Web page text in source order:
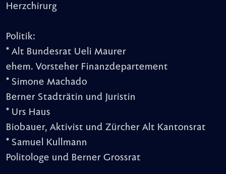
Herzchirurg
Politik:
* Alt Bundesrat Ueli Maurer
ehem. Vorsteher Finanzdepartement
* Simone Machado
Berner Stadträtin und Juristin
* Urs Haus
Biobauer, Aktivist und Zürcher Alt Kantonsrat
* Samuel Kullmann
Politologe und Berner Grossrat